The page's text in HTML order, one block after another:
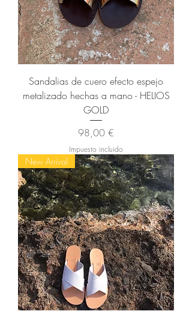
Sandalias de cuero efecto espejo
metalizado hechas a mano - HELIOS
GOLD
Precio
98,00 €
Impuesto incluido
New Arrival